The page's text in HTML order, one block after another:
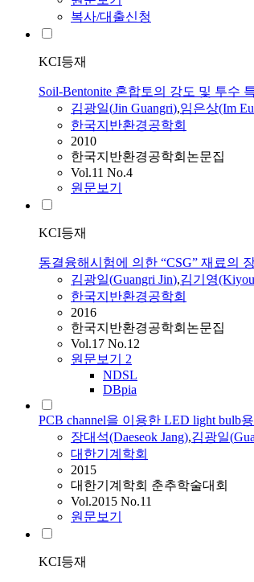
복사/대출신청
KCI등재
Soil-Bentonite 혼합토의 강도 및 투수
김광일(Jin Guangri),임은상(Im
한국지반환경공학회
2010
한국지반환경공학회논문집
Vol.11 No.4
원문보기
KCI등재
동결융해시험에 의한 “CSG” 재료의
김광일(Guangri Jin),김기영
한국지반환경공학회
2016
한국지반환경공학회논문집
Vol.17 No.12
원문보기 2
NDSL
DBpia
PCB channel을 이용한 LED light bulb
장대석(Daeseok Jang),김광일(
대한기계학회
2015
대한기계학회 춘추학술대회
Vol.2015 No.11
원문보기
KCI등재